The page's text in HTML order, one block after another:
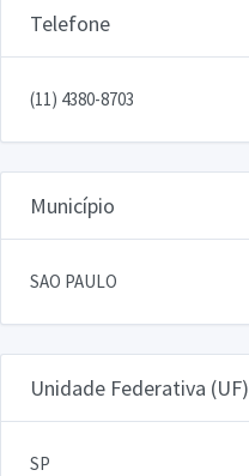
Telefone
(11) 4380-8703
Município
SAO PAULO
Unidade Federativa (UF)
SP